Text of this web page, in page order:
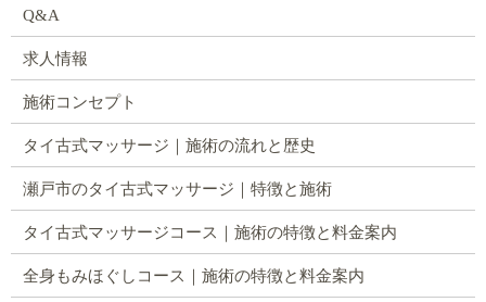
Q&A
求人情報
施術コンセプト
タイ古式マッサージ｜施術の流れと歴史
瀬戸市のタイ古式マッサージ｜特徴と施術
タイ古式マッサージコース｜施術の特徴と料金案内
全身もみほぐしコース｜施術の特徴と料金案内